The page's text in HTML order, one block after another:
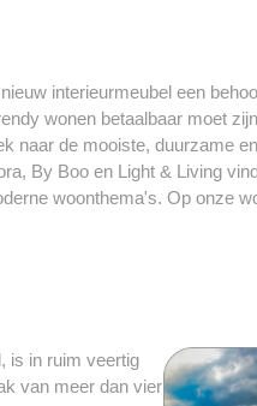
interieurmeubel een
wonen betaalbaar moet
naar de mooiste, duurzame
By Boo en Light & Living
woonthema's. Op onze
is in ruim veertig
van meer dan vier